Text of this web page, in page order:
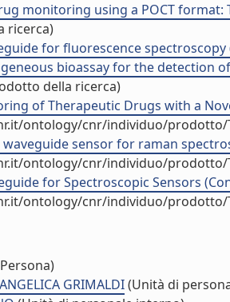
monitoring using a POCT
ricerca)
for fluorescence
bioassay for the detection
della ricerca)
of Therapeutic Drugs with a
ontology/cnr/individuo/prodotto/
sensor for raman
ontology/cnr/individuo/prodotto/
for Spectroscopic Sensors
ontology/cnr/individuo/prodotto/
GRIMALDI(Unità di